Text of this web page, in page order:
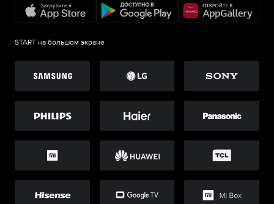
START на большом экране